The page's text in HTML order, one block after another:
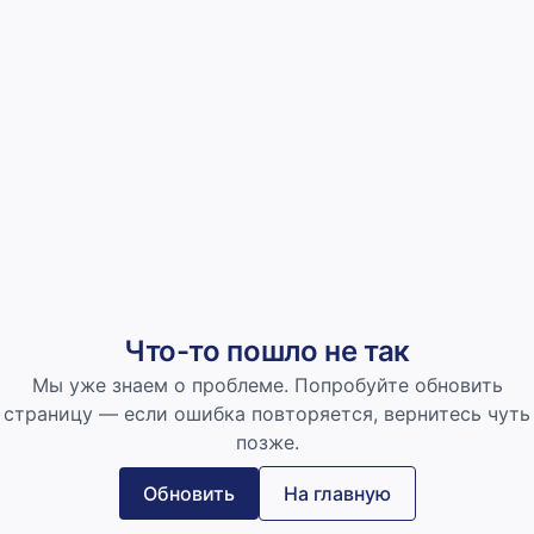
Что-то пошло не так
Мы уже знаем о проблеме. Попробуйте обновить
страницу — если ошибка повторяется, вернитесь чуть
позже.
Обновить На главную